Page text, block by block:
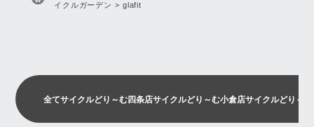
イクルガーデン > glafit
全てサイクルどり～む四条店サイクルどり～む小倉店サイクルどり～